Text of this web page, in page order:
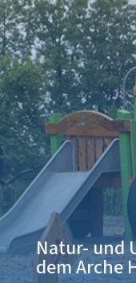
Natur- und
dem Arche